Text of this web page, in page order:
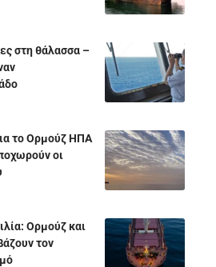
στη θάλασσα –
το Ορμούζ ΗΠΑ
οι
Ορμούζ και
τον